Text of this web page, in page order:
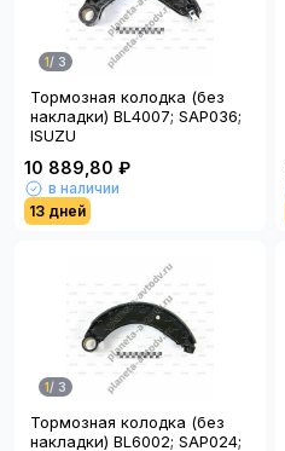
1/ 3
Тормозная колодка (без
накладки) BL4007; SAP036;
ISUZU
10 889,80 ₽
в наличии
13 дней
1/ 3
Тормозная колодка (без
накладки) BL6002; SAP024;